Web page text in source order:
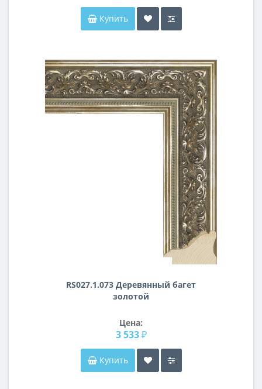
Купить
RS027.1.073 Деревянный багет
золотой
Цена:
3 533 ₽
Купить